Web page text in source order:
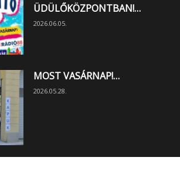
ÜDÜLŐKÖZPONTBAN!…
2026.06.05.
MOST VASÁRNAP!…
2026.05.28.